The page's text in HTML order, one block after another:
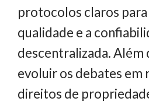
protocolos claros
qualidade e a
descentralizada. Além
evoluir os debates em
direitos de